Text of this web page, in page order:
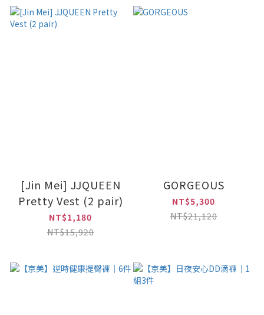
[Jin Mei] JJQUEEN
Pretty Vest (2 pair)
NT$1,180
NT$15,920
GORGEOUS
NT$5,300
NT$21,120